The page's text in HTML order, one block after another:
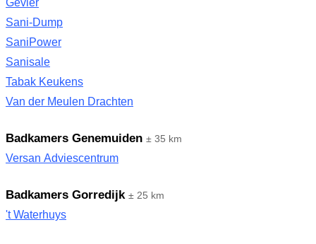
Gevier
Sani-Dump
SaniPower
Sanisale
Tabak Keukens
Van der Meulen Drachten
Badkamers Genemuiden ± 35 km
Versan Adviescentrum
Badkamers Gorredijk ± 25 km
't Waterhuys